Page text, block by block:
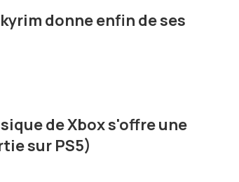
donne enfin de ses
de Xbox s'offre une
sur PS5)